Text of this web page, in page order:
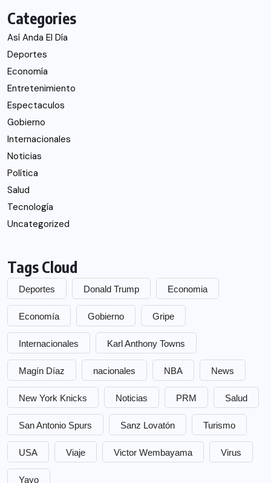
Categories
Así Anda El Día
Deportes
Economía
Entretenimiento
Espectaculos
Gobierno
Internacionales
Noticias
Política
Salud
Tecnología
Uncategorized
Tags Cloud
Deportes Donald Trump Economia
Economía Gobierno Gripe
Internacionales Karl Anthony Towns
Magín Díaz nacionales NBA News
New York Knicks Noticias PRM Salud
San Antonio Spurs Sanz Lovatón Turismo
USA Viaje Victor Wembayama Virus
Yayo